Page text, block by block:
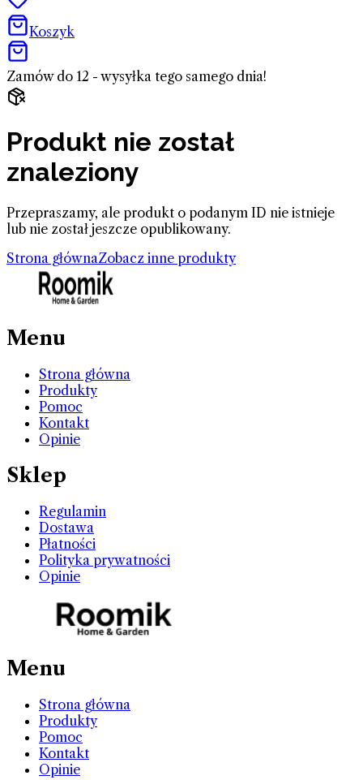
Koszyk
Zamów do 12 - wysyłka tego samego dnia!
Produkt nie został
znaleziony
Przepraszamy, ale produkt o podanym ID nie istnieje
lub nie został jeszcze opublikowany.
Strona głównaZobacz inne produkty
Menu
Strona główna
Produkty
Pomoc
Kontakt
Opinie
Sklep
Regulamin
Dostawa
Płatności
Polityka prywatności
Opinie
Menu
Strona główna
Produkty
Pomoc
Kontakt
Opinie